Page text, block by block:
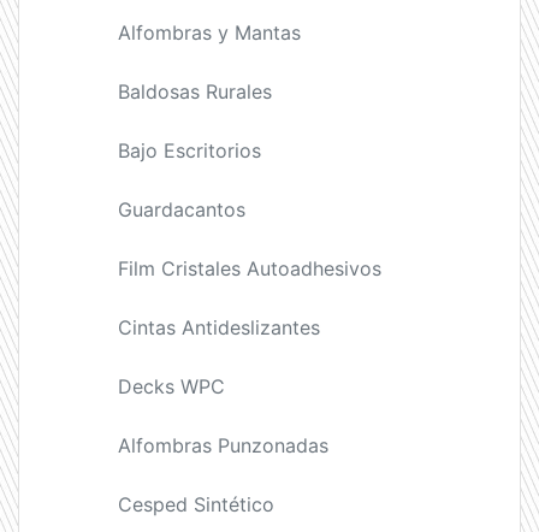
Alfombras y Mantas
Baldosas Rurales
Bajo Escritorios
Guardacantos
Film Cristales Autoadhesivos
Cintas Antideslizantes
Decks WPC
Alfombras Punzonadas
Cesped Sintético